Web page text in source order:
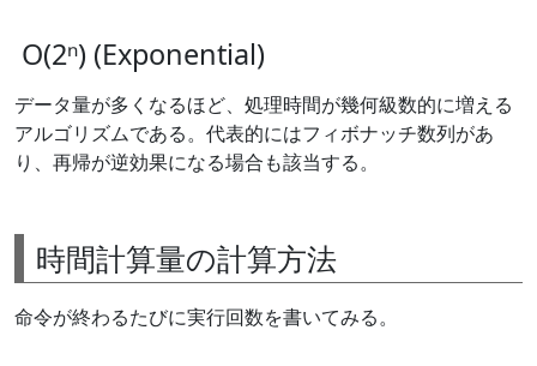
O(2ⁿ) (Exponential)
データ量が多くなるほど、処理時間が幾何級数的に増える
アルゴリズムである。代表的にはフィボナッチ数列があ
り、再帰が逆効果になる場合も該当する。
時間計算量の計算方法
命令が終わるたびに実行回数を書いてみる。